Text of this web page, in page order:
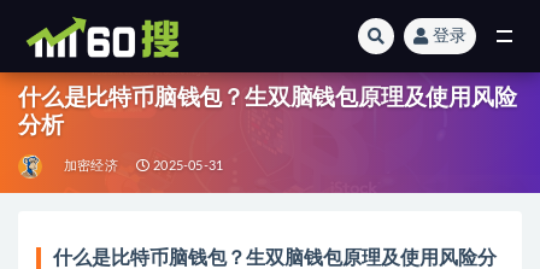
登录
什么是比特币脑钱包？生双脑钱包原理及使用风险
分析
加密经济 2025-05-31
什么是比特币脑钱包？生双脑钱包原理及使用风险分